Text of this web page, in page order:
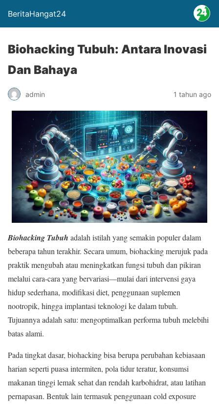
BeritaHangat24
Biohacking Tubuh: Antara Inovasi
Dan Bahaya
admin 1 tahun ago
Biohacking Tubuh adalah istilah yang semakin populer dalam
beberapa tahun terakhir. Secara umum, biohacking merujuk pada
praktik mengubah atau meningkatkan fungsi tubuh dan pikiran
melalui cara-cara yang bervariasi—mulai dari intervensi gaya
hidup sederhana, modifikasi diet, penggunaan suplemen
nootropik, hingga implantasi teknologi ke dalam tubuh.
Tujuannya adalah satu: mengoptimalkan performa tubuh melebihi
batas alami.
Pada tingkat dasar, biohacking bisa berupa perubahan kebiasaan
harian seperti puasa intermiten, pola tidur teratur, konsumsi
makanan tinggi lemak sehat dan rendah karbohidrat, atau latihan
pernapasan. Bentuk lain termasuk penggunaan cold exposure